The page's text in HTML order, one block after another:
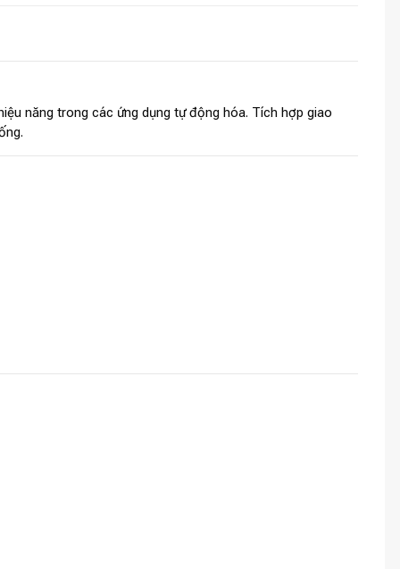
năng trong các ứng dụng tự động hóa. Tích hợp giao